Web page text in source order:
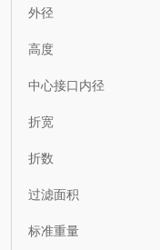
外径
高度
中心接口内径
折宽
折数
过滤面积
标准重量